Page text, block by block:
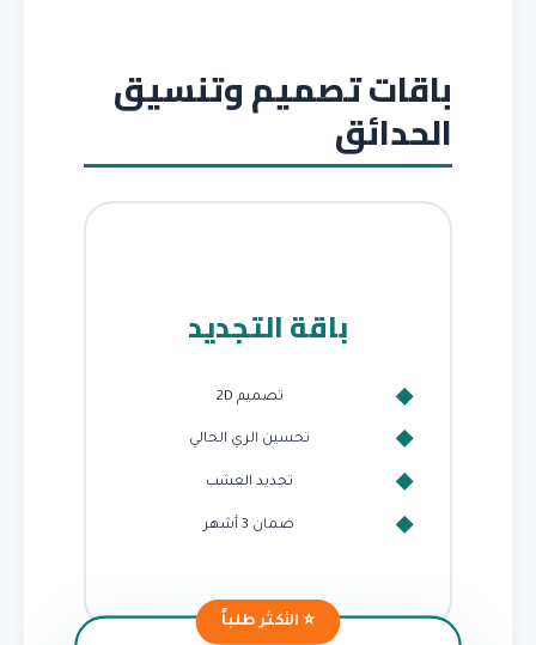
باقات تصميم وتنسيق
الحدائق
باقة التجديد
تصميم 2D
تحسين الري الحالي
تجديد العشب
ضمان 3 أشهر